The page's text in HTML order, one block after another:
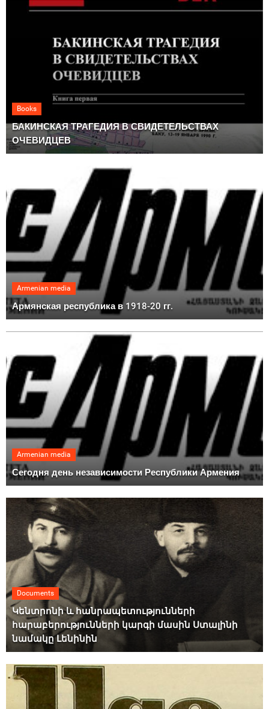
Books
БАКИНСКАЯ ТРАГЕДИЯ В СВИДЕТЕЛЬСТВАХ
ОЧЕВИДЦЕВ
Armenian media
Армянская республика в 1918-20 гг.
Armenian media
Сегодня день независимости Республики Армения
Documents
Կենտրոնի և հանրապետությունների
հարաբերությունների կարգի մասին Ստալինի
նամակը Լենինին